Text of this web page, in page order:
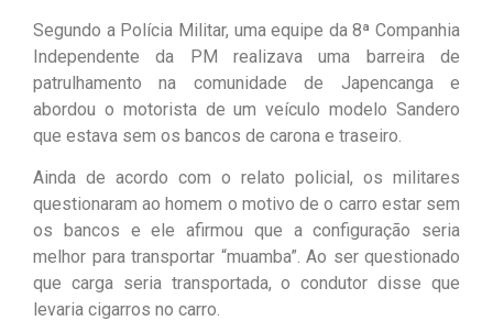
Segundo a Polícia Militar, uma equipe da 8ª Companhia
Independente da PM realizava uma barreira de
patrulhamento na comunidade de Japencanga e
abordou o motorista de um veículo modelo Sandero
que estava sem os bancos de carona e traseiro.
Ainda de acordo com o relato policial, os militares
questionaram ao homem o motivo de o carro estar sem
os bancos e ele afirmou que a configuração seria
melhor para transportar “muamba”. Ao ser questionado
que carga seria transportada, o condutor disse que
levaria cigarros no carro.